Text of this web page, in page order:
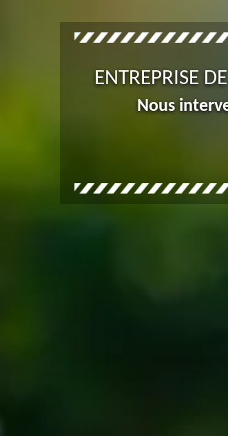
ENTREPRISE
Nous